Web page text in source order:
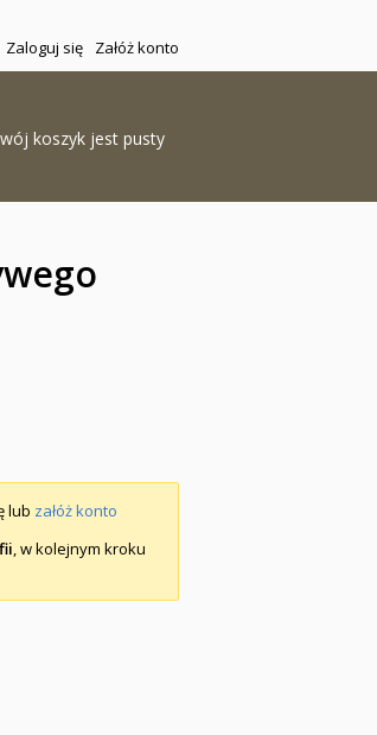
Zaloguj się Załóż konto
koszyk jest pusty
lub załóż konto
, w kolejnym kroku